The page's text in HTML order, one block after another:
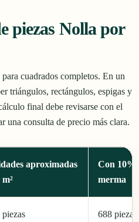
piezas Nolla por
cuadrados completos. En un
triángulos, rectángulos, espigas y
final debe revisarse con el
una consulta de precio más clara.
aproximadas
Con 10%
merma
688 piezas